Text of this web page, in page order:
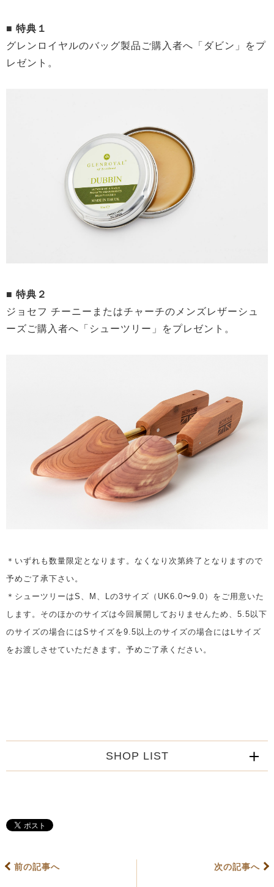
■ 特典１
グレンロイヤルのバッグ製品ご購入者へ「ダビン」をプ
レゼント。
■ 特典２
ジョセフ チーニーまたはチャーチのメンズレザーシュ
ーズご購入者へ「シューツリー」をプレゼント。
＊いずれも数量限定となります。なくなり次第終了となりますので
予めご了承下さい。
＊シューツリーはS、M、Lの3サイズ（UK6.0〜9.0）をご用意いた
します。そのほかのサイズは今回展開しておりませんため、5.5以下
のサイズの場合にはSサイズを9.5以上のサイズの場合にはⅬサイズ
をお渡しさせていただきます。予めご了承ください。
SHOP LIST
前の記事へ 次の記事へ